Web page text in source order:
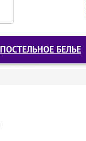
ПОСТЕЛЬНОЕ БЕЛЬЕ